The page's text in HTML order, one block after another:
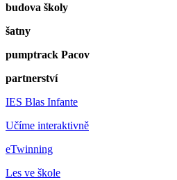
budova školy
šatny
pumptrack Pacov
partnerství
IES Blas Infante
Učíme interaktivně
eTwinning
Les ve škole